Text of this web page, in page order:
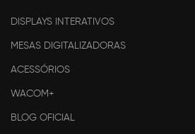
DISPLAYS INTERATIVOS
MESAS DIGITALIZADORAS
ACESSÓRIOS
WACOM+
BLOG OFICIAL